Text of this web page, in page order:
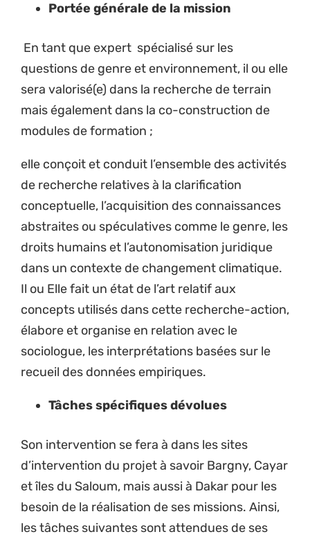
Portée générale de la mission
En tant que expert spécialisé sur les
questions de genre et environnement, il ou elle
sera valorisé(e) dans la recherche de terrain
mais également dans la co-construction de
modules de formation ;
elle conçoit et conduit l’ensemble des activités
de recherche relatives à la clarification
conceptuelle, l’acquisition des connaissances
abstraites ou spéculatives comme le genre, les
droits humains et l’autonomisation juridique
dans un contexte de changement climatique.
Il ou Elle fait un état de l’art relatif aux
concepts utilisés dans cette recherche-action,
élabore et organise en relation avec le
sociologue, les interprétations basées sur le
recueil des données empiriques.
Tâches spécifiques dévolues
Son intervention se fera à dans les sites
d’intervention du projet à savoir Bargny, Cayar
et îles du Saloum, mais aussi à Dakar pour les
besoin de la réalisation de ses missions. Ainsi,
les tâches suivantes sont attendues de ses